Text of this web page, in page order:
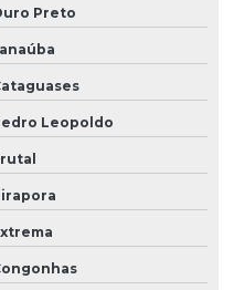
Preto
Leopoldo